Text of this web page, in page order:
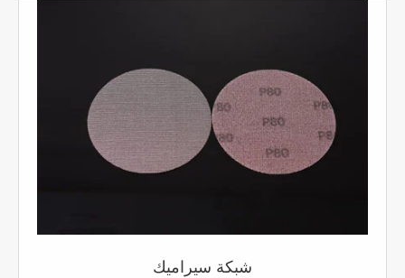
شبكة سيراميك